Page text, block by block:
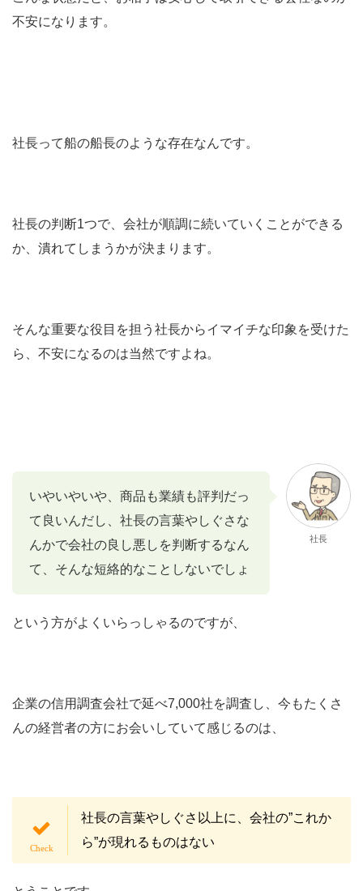
不安になります。
社長って船の船長のような存在なんです。
社長の判断1つで、会社が順調に続いていくことができる
か、潰れてしまうかが決まります。
そんな重要な役目を担う社長からイマイチな印象を受けた
ら、不安になるのは当然ですよね。
いやいやいや、商品も業績も評判だっ
て良いんだし、社長の言葉やしぐさな
んかで会社の良し悪しを判断するなん
て、そんな短絡的なことしないでしょ
社長
という方がよくいらっしゃるのですが、
企業の信用調査会社で延べ7,000社を調査し、今もたくさ
んの経営者の方にお会いしていて感じるのは、
社長の言葉やしぐさ以上に、会社の”これか
ら”が現れるものはない